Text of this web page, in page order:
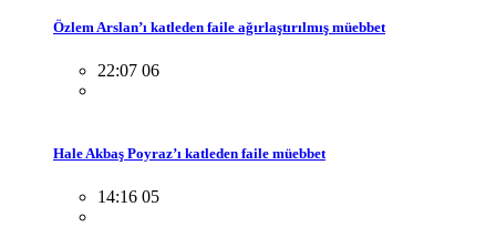
Özlem Arslan’ı katleden faile ağırlaştırılmış müebbet
22:07 06
Hale Akbaş Poyraz’ı katleden faile müebbet
14:16 05